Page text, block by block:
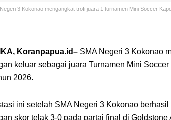
3 Kokonao mengangkat trofi juara 1 turnamen Mini Soccer
Koranpapua.id– SMA Negeri 3 Kokonao
keluar sebagai juara Turnamen Mini
2026.
ini setelah SMA Negeri 3 Kokonao berhasil
skor telak 3-0 pada partai final di Goldstone